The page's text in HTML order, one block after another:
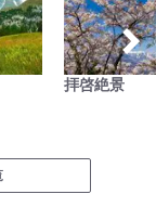
山帰り、今日